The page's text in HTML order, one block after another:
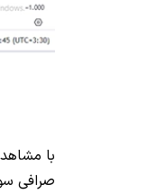
با
صرافی